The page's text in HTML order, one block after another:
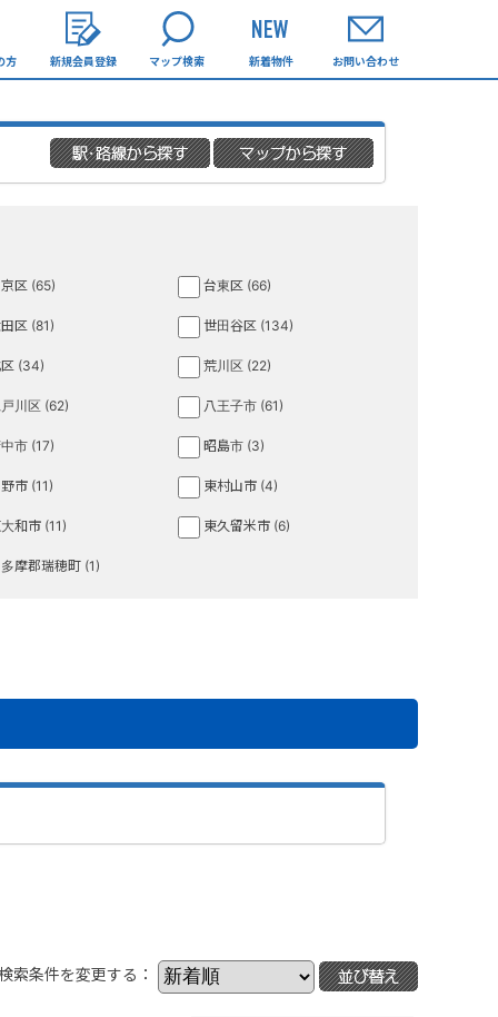
方 新規会員登録 マップ検索 新着物件 お問い合わせ
区 (65) 台東区 (66)
区 (81) 世田谷区 (134)
(34) 荒川区 (22)
川区 (62) 八王子市 (61)
市 (17) 昭島市 (3)
市 (11) 東村山市 (4)
和市 (11) 東久留米市 (6)
摩郡瑞穂町 (1)
索条件を変更する：